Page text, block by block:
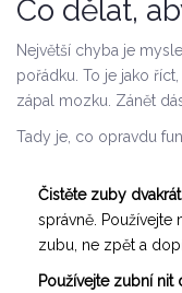
Co dělat,
Největší chyba je
pořádku. To je jako
zápal mozku. Zánět
Tady je, co opravdu
Čistěte zuby
správně. Používejte
zubu, ne zpět a
Používejte zubní nit